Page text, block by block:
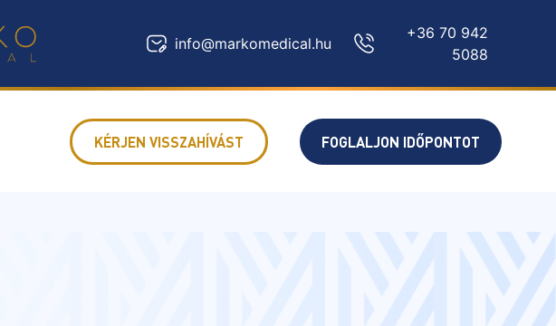
info@markomedical.hu
+36 70 942
5088
KÉRJEN VISSZAHÍVÁST FOGLALJON IDŐPONTOT